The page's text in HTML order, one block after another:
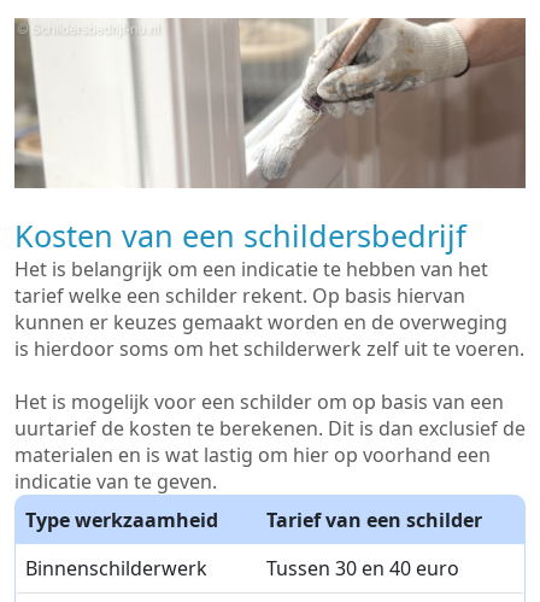
Kosten van een schildersbedrijf
Het is belangrijk om een indicatie te hebben van het
tarief welke een schilder rekent. Op basis hiervan
kunnen er keuzes gemaakt worden en de overweging
is hierdoor soms om het schilderwerk zelf uit te voeren.
Het is mogelijk voor een schilder om op basis van een
uurtarief de kosten te berekenen. Dit is dan exclusief de
materialen en is wat lastig om hier op voorhand een
indicatie van te geven.
Type werkzaamheid
Tarief van een schilder
Binnenschilderwerk
Tussen 30 en 40 euro